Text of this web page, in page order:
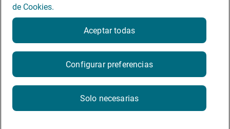
Normas participación en RRSS
Política de privacidad
de Cookies.
Configurar preferencias
Solo necesarias
Aceptar todas